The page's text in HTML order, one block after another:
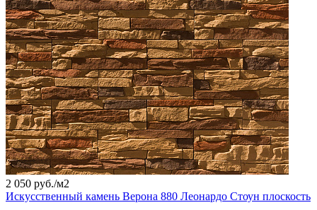
2 050 руб./м2
Искусственный камень Верона 880 Леонардо Стоун плоскость